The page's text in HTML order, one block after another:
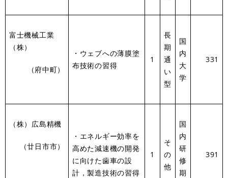
富士機械工業
（株）
（府中町）
・ウェブへの薄膜塗
布技術の習得
1
長
期
通
い
型
国
内
大
学
331
（株）広島精機
（廿日市市）
・エネルギー効率を
高めた減速機の開発
に向けた歯車の設
計，製造技術の習得
1
そ
の
他
国
内
研
修
期
391